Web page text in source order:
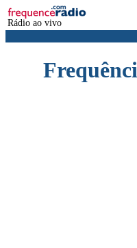
Rádio ao vivo